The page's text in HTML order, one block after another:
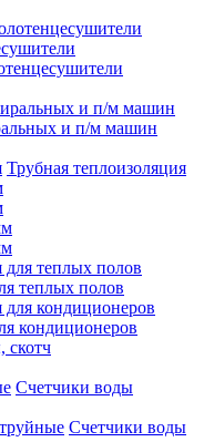
и п/м машин
Трубная теплоизоляция
теплых полов
кондиционеров
скотч
Счетчики воды
Счетчики воды